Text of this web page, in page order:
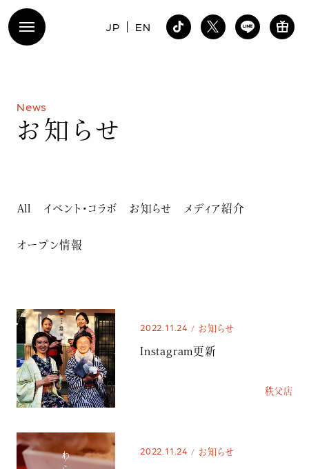
JP EN
News
お 知 ら せ
All イベント・コラボ お知らせ メディア紹介
オープン情報
2022.11.24 お知らせ
Instagram更新
秩父店
2022.11.24 お知らせ